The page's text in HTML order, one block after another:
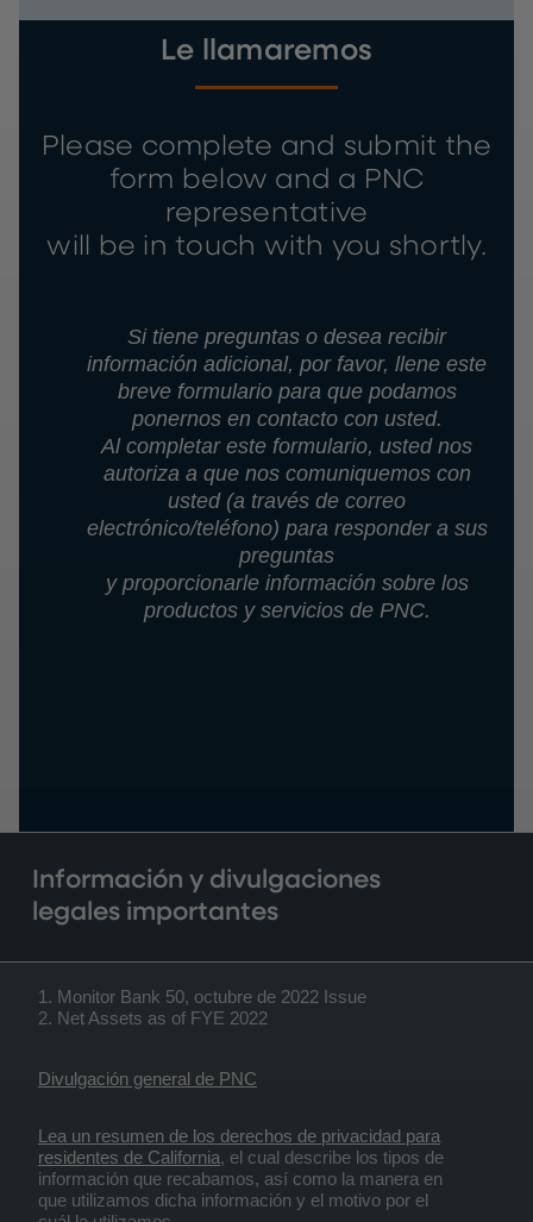
Le llamaremos
Please complete and submit the
form below and a PNC
representative
will be in touch with you shortly.
Si tiene preguntas o desea recibir
información adicional, por favor, llene este
breve formulario para que podamos
ponernos en contacto con usted.
Al completar este formulario, usted nos
autoriza a que nos comuniquemos con
usted (a través de correo
electrónico/teléfono) para responder a sus
preguntas
y proporcionarle información sobre los
productos y servicios de PNC.
Información y divulgaciones
legales importantes
1. Monitor Bank 50, octubre de 2022 Issue
2. Net Assets as of FYE 2022
Divulgación general de PNC
Lea un resumen de los derechos de privacidad para
residentes de California, el cual describe los tipos de
información que recabamos, así como la manera en
que utilizamos dicha información y el motivo por el